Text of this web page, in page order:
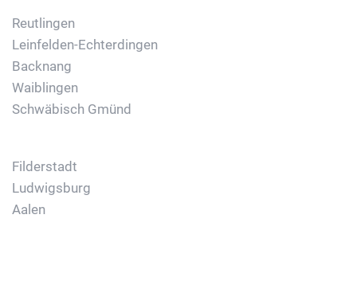
Reutlingen
Leinfelden-Echterdingen
Backnang
Waiblingen
Schwäbisch Gmünd
Filderstadt
Ludwigsburg
Aalen